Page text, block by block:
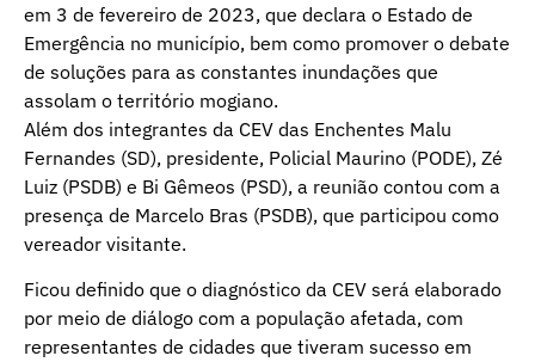
em 3 de fevereiro de 2023, que declara o Estado de
Emergência no município, bem como promover o debate
de soluções para as constantes inundações que
assolam o território mogiano.
Além dos integrantes da CEV das Enchentes Malu
Fernandes (SD), presidente, Policial Maurino (PODE), Zé
Luiz (PSDB) e Bi Gêmeos (PSD), a reunião contou com a
presença de Marcelo Bras (PSDB), que participou como
vereador visitante.
Ficou definido que o diagnóstico da CEV será elaborado
por meio de diálogo com a população afetada, com
representantes de cidades que tiveram sucesso em